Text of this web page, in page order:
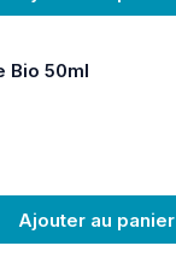
Bio 50ml
Ajouter au panier